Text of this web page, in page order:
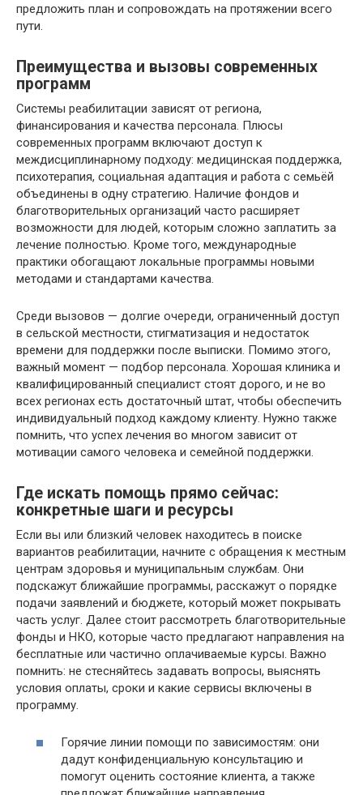
предложить план и сопровождать на протяжении всего
пути.
Преимущества и вызовы современных
программ
Системы реабилитации зависят от региона,
финансирования и качества персонала. Плюсы
современных программ включают доступ к
междисциплинарному подходу: медицинская поддержка,
психотерапия, социальная адаптация и работа с семьёй
объединены в одну стратегию. Наличие фондов и
благотворительных организаций часто расширяет
возможности для людей, которым сложно заплатить за
лечение полностью. Кроме того, международные
практики обогащают локальные программы новыми
методами и стандартами качества.
Среди вызовов — долгие очереди, ограниченный доступ
в сельской местности, стигматизация и недостаток
времени для поддержки после выписки. Помимо этого,
важный момент — подбор персонала. Хорошая клиника и
квалифицированный специалист стоят дорого, и не во
всех регионах есть достаточный штат, чтобы обеспечить
индивидуальный подход каждому клиенту. Нужно также
помнить, что успех лечения во многом зависит от
мотивации самого человека и семейной поддержки.
Где искать помощь прямо сейчас:
конкретные шаги и ресурсы
Если вы или близкий человек находитесь в поиске
вариантов реабилитации, начните с обращения к местным
центрам здоровья и муниципальным службам. Они
подскажут ближайшие программы, расскажут о порядке
подачи заявлений и бюджете, который может покрывать
часть услуг. Далее стоит рассмотреть благотворительные
фонды и НКО, которые часто предлагают направления на
бесплатные или частично оплачиваемые курсы. Важно
помнить: не стесняйтесь задавать вопросы, выяснять
условия оплаты, сроки и какие сервисы включены в
программу.
Горячие линии помощи по зависимостям: они
дадут конфиденциальную консультацию и
помогут оценить состояние клиента, а также